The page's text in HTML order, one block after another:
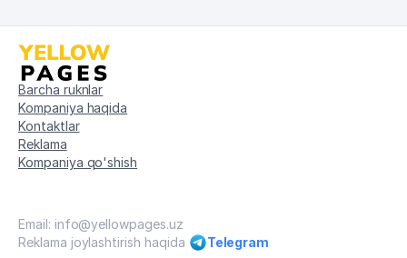
Barcha ruknlar
Kompaniya haqida
Kontaktlar
Reklama
Kompaniya qo'shish
Email: info@yellowpages.uz
Reklama joylashtirish haqida
Telegram